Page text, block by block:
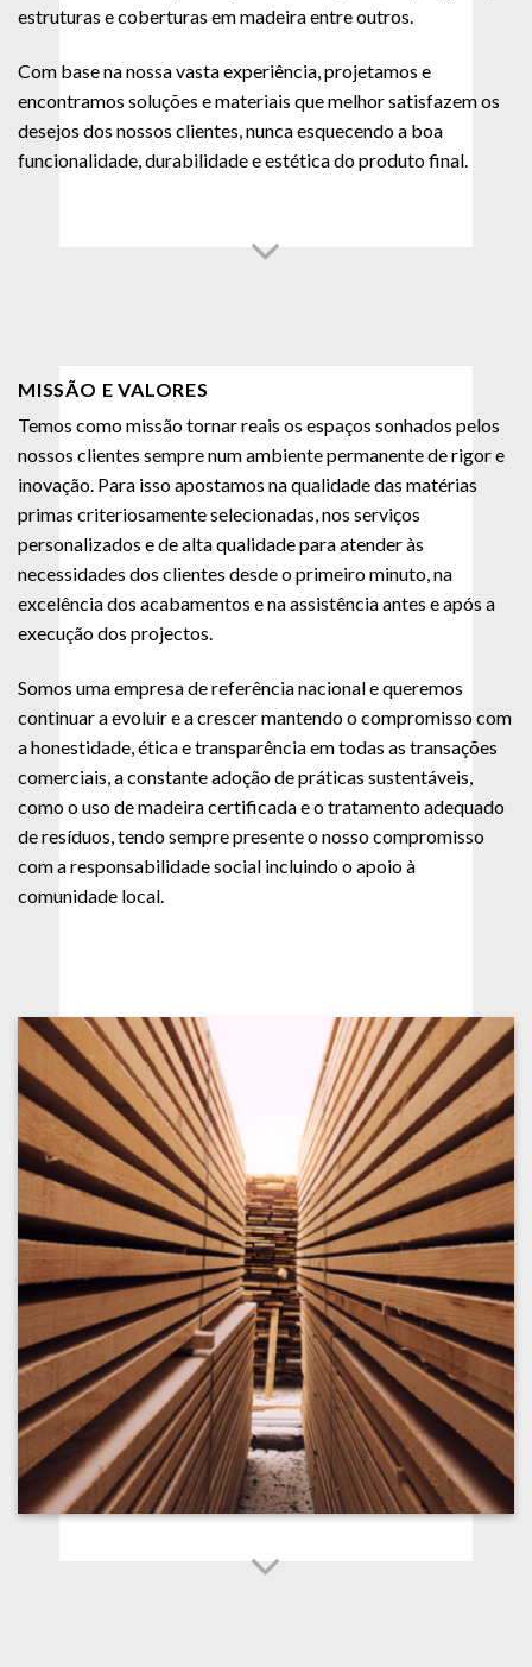
estruturas e coberturas em madeira entre outros.
Com base na nossa vasta experiência, projetamos e
encontramos soluções e materiais que melhor satisfazem os
desejos dos nossos clientes, nunca esquecendo a boa
funcionalidade, durabilidade e estética do produto final.
MISSÃO E VALORES
Temos como missão tornar reais os espaços sonhados pelos
nossos clientes sempre num ambiente permanente de rigor e
inovação. Para isso apostamos na qualidade das matérias
primas criteriosamente selecionadas, nos serviços
personalizados e de alta qualidade para atender às
necessidades dos clientes desde o primeiro minuto, na
excelência dos acabamentos e na assistência antes e após a
execução dos projectos.
Somos uma empresa de referência nacional e queremos
continuar a evoluir e a crescer mantendo o compromisso com
a honestidade, ética e transparência em todas as transações
comerciais, a constante adoção de práticas sustentáveis,
como o uso de madeira certificada e o tratamento adequado
de resíduos, tendo sempre presente o nosso compromisso
com a responsabilidade social incluindo o apoio à
comunidade local.